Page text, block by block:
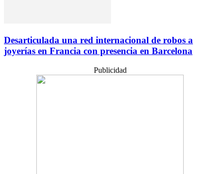
Desarticulada una red internacional de robos a
joyerías en Francia con presencia en Barcelona
Publicidad